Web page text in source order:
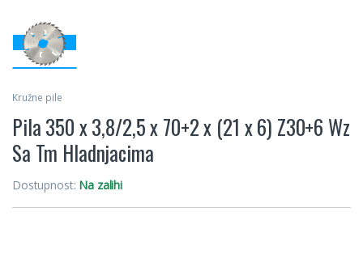
Kružne pile
Pila 350 x 3,8/2,5 x 70+2 x (21 x 6) Z30+6 Wz
Sa Tm Hladnjacima
Dostupnost: Na zalihi